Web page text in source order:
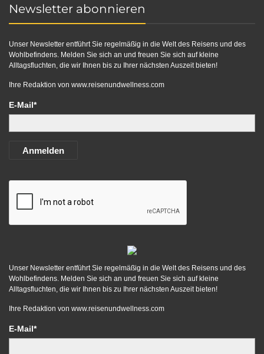
Newsletter abonnieren
Unser Newsletter entführt Sie regelmäßig in die Welt des Reisens und des
Wohlbefindens. Melden Sie sich an und freuen Sie sich auf kleine
Alltagsfluchten, die wir Ihnen bis zu Ihrer nächsten Auszeit bieten!
Ihre Redaktion von www.reisenundwellness.com
E-Mail*
Anmelden
Unser Newsletter entführt Sie regelmäßig in die Welt des Reisens und des
Wohlbefindens. Melden Sie sich an und freuen Sie sich auf kleine
Alltagsfluchten, die wir Ihnen bis zu Ihrer nächsten Auszeit bieten!
Ihre Redaktion von www.reisenundwellness.com
E-Mail*